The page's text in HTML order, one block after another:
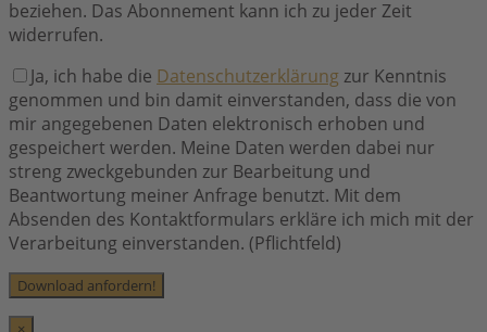
beziehen. Das Abonnement kann ich zu jeder Zeit
widerrufen.
Ja, ich habe die Datenschutzerklärung zur Kenntnis
genommen und bin damit einverstanden, dass die von
mir angegebenen Daten elektronisch erhoben und
gespeichert werden. Meine Daten werden dabei nur
streng zweckgebunden zur Bearbeitung und
Beantwortung meiner Anfrage benutzt. Mit dem
Absenden des Kontaktformulars erkläre ich mich mit der
Verarbeitung einverstanden. (Pflichtfeld)